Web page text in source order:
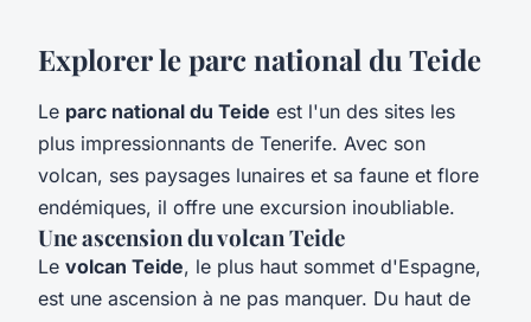
Explorer le parc national du Teide
Le parc national du Teide est l'un des sites les
plus impressionnants de Tenerife. Avec son
volcan, ses paysages lunaires et sa faune et flore
endémiques, il offre une excursion inoubliable.
Une ascension du volcan Teide
Le volcan Teide, le plus haut sommet d'Espagne,
est une ascension à ne pas manquer. Du haut de